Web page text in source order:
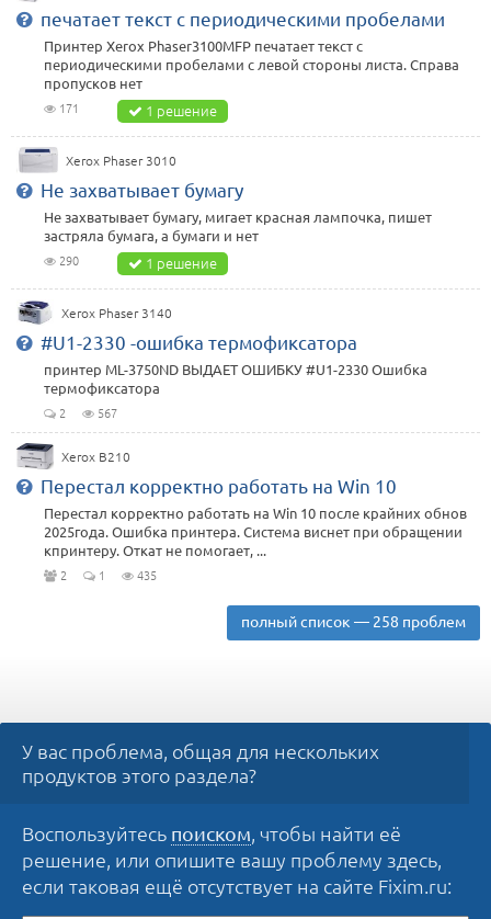
печатает текст с периодическими пробелами
Принтер Xerox Phaser3100MFP печатает текст с
периодическими пробелами с левой стороны листа. Справа
пропусков нет
171 1 решение
Xerox Phaser 3010
Не захватывает бумагу
Не захватывает бумагу, мигает красная лампочка, пишет
застряла бумага, а бумаги и нет
290 1 решение
Xerox Phaser 3140
#U1-2330 -ошибка термофиксатора
принтер ML-3750ND ВЫДАЕТ ОШИБКУ #U1-2330 Ошибка
термофиксатора
2 567
Xerox B210
Перестал корректно работать на Win 10
Перестал корректно работать на Win 10 после крайних обнов
2025года. Ошибка принтера. Система виснет при обращении
кпринтеру. Откат не помогает, ...
2 1 435
полный список — 258 проблем
У вас проблема, общая для нескольких
продуктов этого раздела?
Воспользуйтесь поиском, чтобы найти её
решение, или опишите вашу проблему здесь,
если таковая ещё отсутствует на сайте Fixim.ru: